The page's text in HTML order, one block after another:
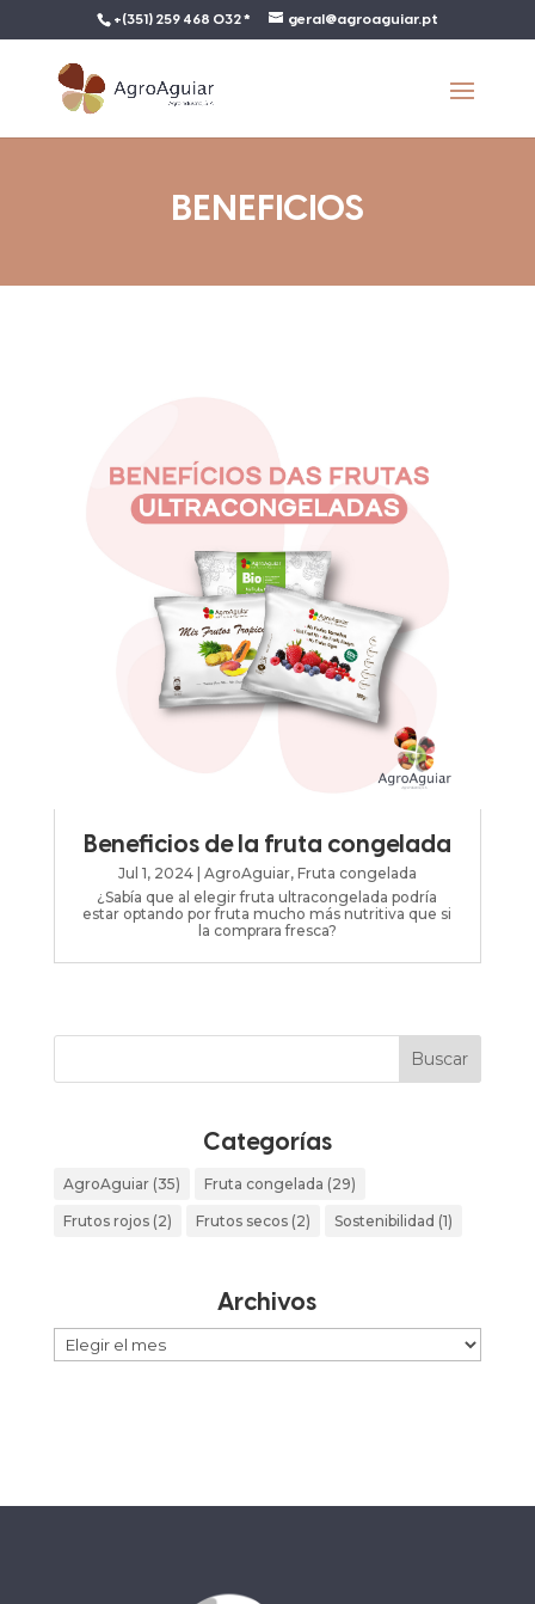
+(351) 259 468 032 * geral@agroaguiar.pt
BENEFICIOS
Beneficios de la fruta congelada
Jul 1, 2024| AgroAguiar, Fruta congelada
¿Sabía que al elegir fruta ultracongelada podría
estar optando por fruta mucho más nutritiva que si
la comprara fresca?
Categorías
AgroAguiar(35) Fruta congelada (29)
Frutos rojos(2) Frutos secos(2) Sostenibilidad (1)
Archivos
Archivos